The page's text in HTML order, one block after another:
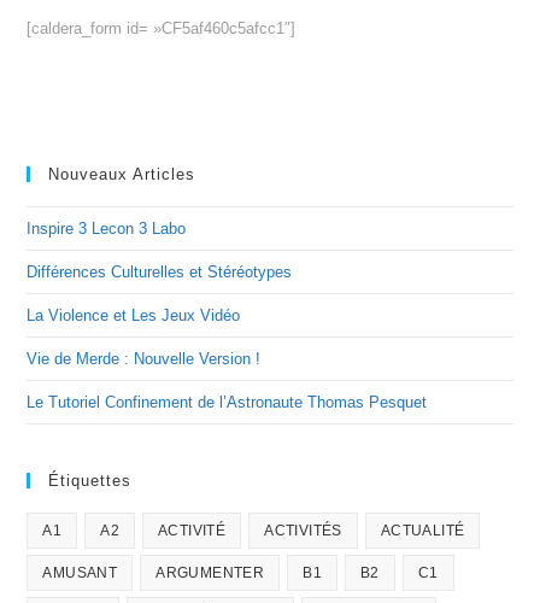
[caldera_form id= »CF5af460c5afcc1″]
Nouveaux Articles
Inspire 3 Lecon 3 Labo
Différences Culturelles et Stéréotypes
La Violence et Les Jeux Vidéo
Vie de Merde : Nouvelle Version !
Le Tutoriel Confinement de l’Astronaute Thomas Pesquet
Étiquettes
A1 A2 ACTIVITÉ ACTIVITÉS ACTUALITÉ
AMUSANT ARGUMENTER B1 B2 C1